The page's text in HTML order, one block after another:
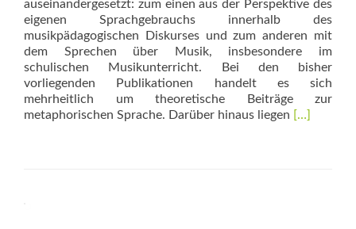
auseinandergesetzt: zum einen aus der Perspektive des
eigenen Sprachgebrauchs innerhalb des
musikpädagogischen Diskurses und zum anderen mit
dem Sprechen über Musik, insbesondere im
schulischen Musikunterricht. Bei den bisher
vorliegenden Publikationen handelt es sich
mehrheitlich um theoretische Beiträge zur
metaphorischen Sprache. Darüber hinaus liegen Read
[…]